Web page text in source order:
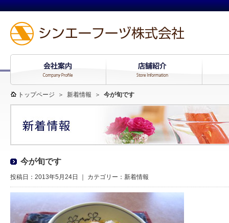
トップページ ＞ 新着情報 ＞ 今が旬です
今が旬です
投稿日：2013年5月24日 ｜ カテゴリー： 新着情報